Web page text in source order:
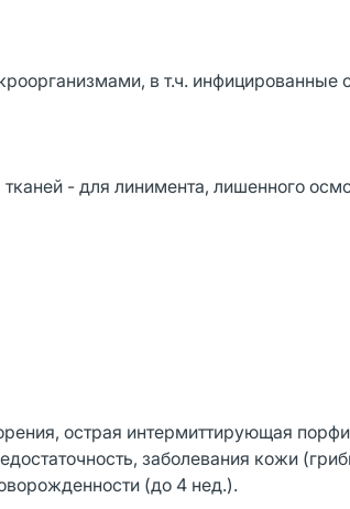
в т.ч. инфицированные
- для линимента, лишенного
острая интермиттирующая
заболевания кожи
(до 4 нед.).